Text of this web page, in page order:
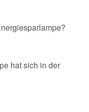
hat sich in der